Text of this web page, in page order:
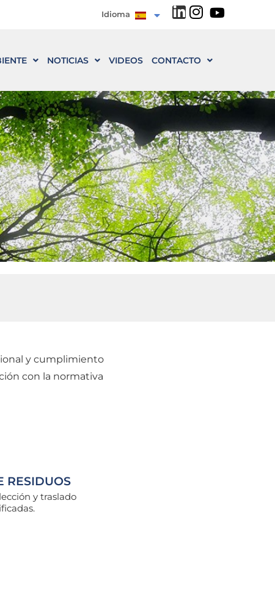
Idioma
NOTICIAS VIDEOS CONTACTO
y cumplimiento
con la normativa
RESIDUOS
y traslado